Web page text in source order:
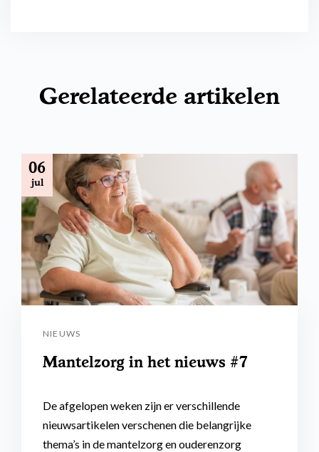
Gerelateerde artikelen
06
jul
NIEUWS
Mantelzorg in het nieuws #7
De afgelopen weken zijn er verschillende
nieuwsartikelen verschenen die belangrijke
thema’s in de mantelzorg en ouderenzorg